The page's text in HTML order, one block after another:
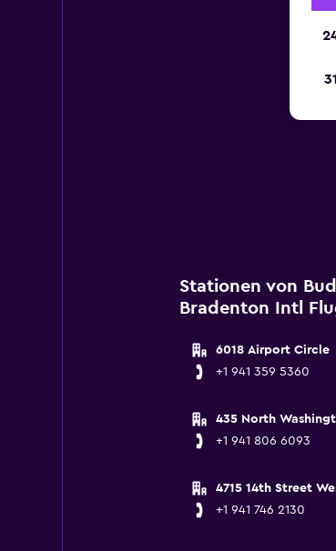
Stationen von
Bradenton Intl
6018 Airport Circle
+1 941 359 5360
435 North
+1 941 806 6093
4715 14th Street
+1 941 746 2130
31